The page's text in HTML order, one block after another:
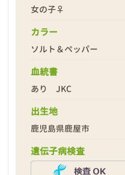
女の子♀
カラー
ソルト＆ペッパー
血統書
あり JKC
出生地
鹿児島県鹿屋市
遺伝子病検査